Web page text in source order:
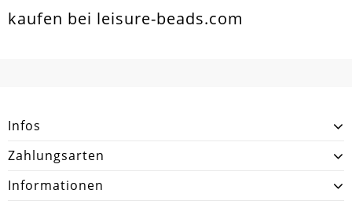
kaufen bei leisure-beads.com
Infos
Zahlungsarten
Informationen